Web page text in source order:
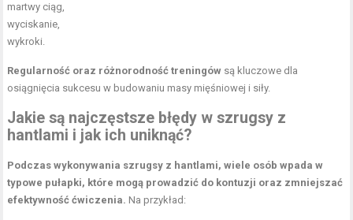
martwy ciąg,
wyciskanie,
wykroki.
Regularność oraz różnorodność treningów są kluczowe dla
osiągnięcia sukcesu w budowaniu masy mięśniowej i siły.
Jakie są najczęstsze błędy w szrugsy z
hantlami i jak ich uniknąć?
Podczas wykonywania szrugsy z hantlami, wiele osób wpada w
typowe pułapki, które mogą prowadzić do kontuzji oraz zmniejszać
efektywność ćwiczenia. Na przykład: